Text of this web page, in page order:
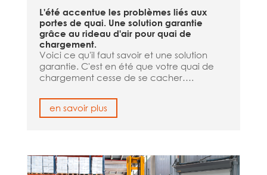
L'été accentue les problèmes liés aux
portes de quai. Une solution garantie
grâce au rideau d'air pour quai de
chargement.
Voici ce qu'il faut savoir et une solution
garantie. C'est en été que votre quai de
chargement cesse de se cacher….
en savoir plus